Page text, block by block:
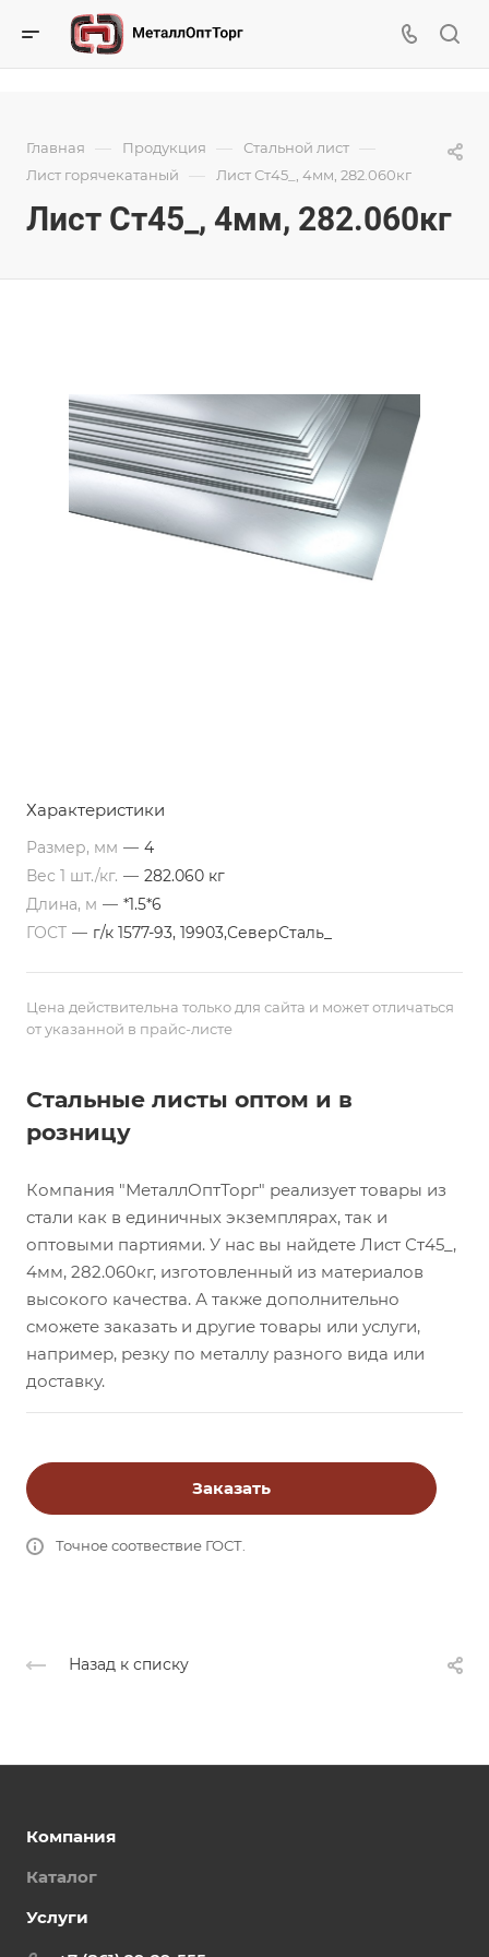
Главная — Продукция — Стальной лист —
Лист горячекатаный — Лист Ст45_, 4мм, 282.060кг
Лист Ст45_, 4мм, 282.060кг
Характеристики
Размер, мм — 4
Вес 1 шт./кг. — 282.060 кг
Длина, м — *1.5*6
ГОСТ — г/к 1577-93, 19903,СеверСталь_
Цена действительна только для сайта и может отличаться
от указанной в прайс-листе
Стальные листы оптом и в
розницу
Компания "МеталлОптТорг" реализует товары из
стали как в единичных экземплярах, так и
оптовыми партиями. У нас вы найдете Лист Ст45_,
4мм, 282.060кг, изготовленный из материалов
высокого качества. А также дополнительно
сможете заказать и другие товары или услуги,
например, резку по металлу разного вида или
доставку.
Заказать
Точное соотвествие ГОСТ.
Назад к списку
Компания
Каталог
Услуги